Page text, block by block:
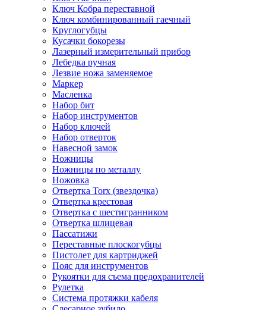
Ключ Кобра переставной
Ключ комбинированный гаечный
Круглогубцы
Кусачки бокорезы
Лазерный измерительный прибор
Лебедка ручная
Лезвие ножа заменяемое
Маркер
Масленка
Набор бит
Набор инструментов
Набор ключей
Набор отверток
Навесной замок
Ножницы
Ножницы по металлу
Ножовка
Отвертка Torx (звездочка)
Отвертка крестовая
Отвертка с шестигранником
Отвертка шлицевая
Пассатижи
Переставные плоскогубцы
Пистолет для картриджей
Пояс для инструментов
Рукоятки для съема предохранителей
Рулетка
Система протяжки кабеля